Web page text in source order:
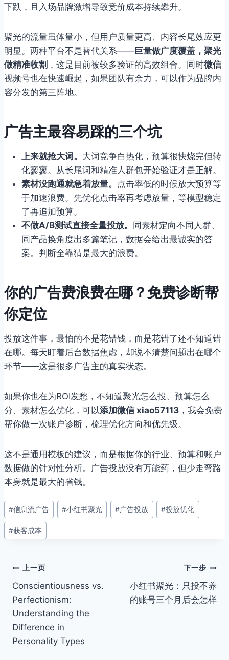
下跌，且入场品牌激增导致竞价成本持续攀升。
聚光的流量虽体量小，但用户质量更高、内容长尾效应更
明显。两种平台不是替代关系——巨量做广度覆盖，聚光
做精准收割 ，这是目前被较多验证的高效组合。同时微信
视频号也在快速崛起，如果团队有余力，可以作为品牌内
容分发的第三阵地。
广告主最容易踩的三个坑
上来就抢大词。 大词竞争白热化，预算很快烧完但转
化寥寥。从长尾词和精准人群包开始验证才是正解。
素材没跑通就急着放量。 点击率低的时候放大预算等
于加速浪费。先优化点击率再考虑放量，等模型稳定
了再追加预算。
不做A/B测试直接全量投放。 同素材定向不同人群、
同产品换角度出多篇笔记，数据会给出最诚实的答
案。判断全靠猜是最大的浪费。
你的广告费浪费在哪？免费诊断帮
你定位
投放这件事，最怕的不是花错钱，而是花错了还不知道错
在哪。每天盯着后台数据焦虑，却说不清楚问题出在哪个
环节——这是很多广告主的真实状态。
如果你也在为ROI发愁，不知道聚光怎么投、预算怎么
分、素材怎么优化，可以添加微信 xiao57113 ，我会免费
帮你做一次账户诊断，梳理优化方向和优先级。
这不是通用模板的建议，而是根据你的行业、预算和账户
数据做的针对性分析。广告投放没有万能药，但少走弯路
本身就是最大的省钱。
文
章
标
#信息流广告 #小红书聚光 #广告投放 #投放优化
#获客成本
文
章
导
航
上一页
Conscientiousness vs.
Perfectionism:
Understanding the
Difference in
Personality Types
下一步
小红书聚光：只投不养
的账号三个月后会怎样